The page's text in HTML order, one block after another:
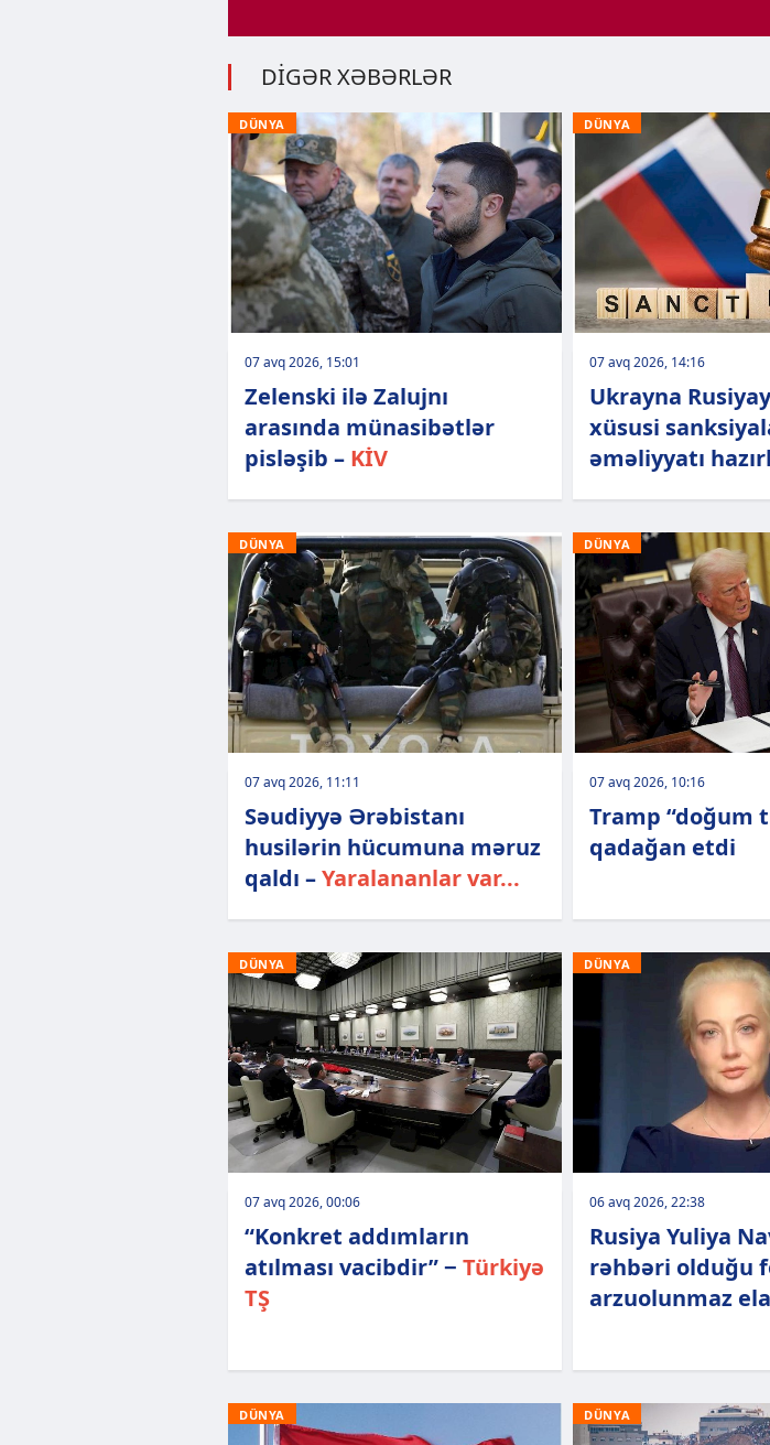
DİGƏR XƏBƏRLƏR
DÜNYA
07 avq 2026, 15:01
Zelenski ilə Zalujnı
arasında münasibətlər
pisləşib – KİV
DÜNYA
07 avq 2026, 14:16
Ukrayna
xüsusi
əməliyyatı
DÜNYA
07 avq 2026, 11:11
Səudiyyə Ərəbistanı
husilərin hücumuna məruz
qaldı –Yaralananlar var...
DÜNYA
07 avq 2026, 10:16
Tramp “doğum
qadağan etdi
DÜNYA
07 avq 2026, 00:06
“Konkret addımların
atılması vacibdir” − Türkiyə
TŞ
DÜNYA
06 avq 2026, 22:38
Rusiya Yuliya
rəhbəri olduğu
arzuolunmaz
DÜNYA DÜNYA